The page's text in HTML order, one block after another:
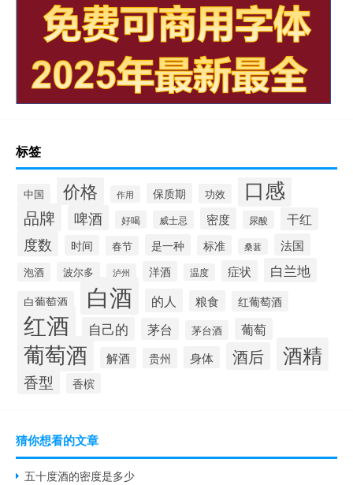
标签
中国 价格 作用 保质期 功效 口感
品牌 啤酒 好喝 威士忌 密度 尿酸 干红
度数 时间 春节 是一种 标准 桑葚 法国
泡酒 波尔多 泸州 洋酒 温度 症状 白兰地
白葡萄酒 白酒 的人 粮食 红葡萄酒
红酒 自己的 茅台 茅台酒 葡萄
葡萄酒 解酒 贵州 身体 酒后 酒精
香型 香槟
猜你想看的文章
五十度酒的密度是多少